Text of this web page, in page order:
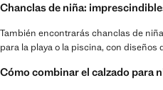
Chanclas de niña:
También encontrarás chanclas de
para la playa o la piscina, con diseños
Cómo combinar el calzado para